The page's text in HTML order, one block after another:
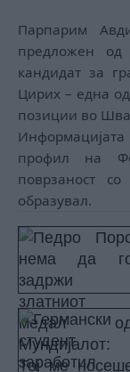
Парпарим
предложен од
кандидат за
Цирих – една
позиции во
профил на
поврзаност
образувал.